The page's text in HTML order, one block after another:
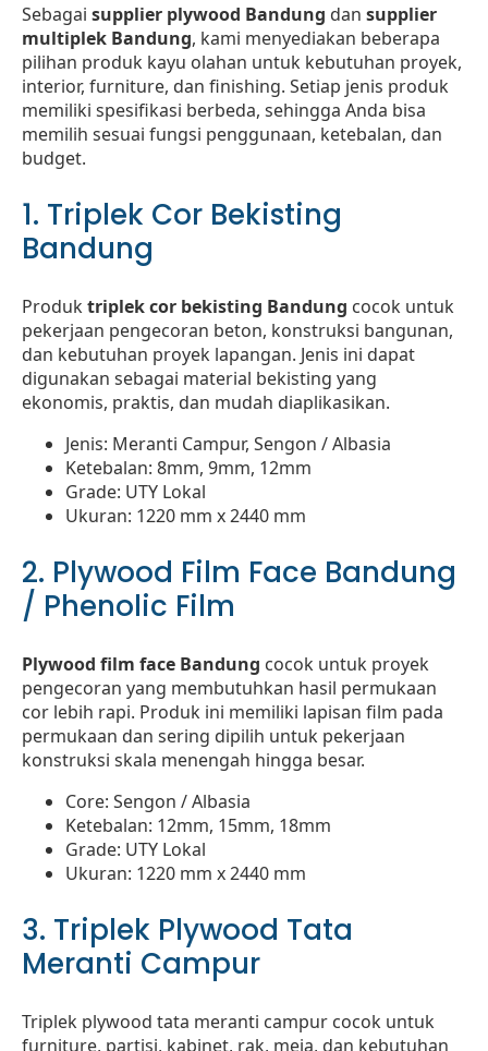
Sebagai supplier plywood Bandung dan supplier
multiplek Bandung, kami menyediakan beberapa
pilihan produk kayu olahan untuk kebutuhan proyek,
interior, furniture, dan finishing. Setiap jenis produk
memiliki spesifikasi berbeda, sehingga Anda bisa
memilih sesuai fungsi penggunaan, ketebalan, dan
budget.
1. Triplek Cor Bekisting
Bandung
Produktriplek cor bekisting Bandung cocok untuk
pekerjaan pengecoran beton, konstruksi bangunan,
dan kebutuhan proyek lapangan. Jenis ini dapat
digunakan sebagai material bekisting yang
ekonomis, praktis, dan mudah diaplikasikan.
Jenis: Meranti Campur, Sengon / Albasia
Ketebalan: 8mm, 9mm, 12mm
Grade: UTY Lokal
Ukuran: 1220 mm x 2440 mm
2. Plywood Film Face Bandung
/ Phenolic Film
Plywood film face Bandung cocok untuk proyek
pengecoran yang membutuhkan hasil permukaan
cor lebih rapi. Produk ini memiliki lapisan film pada
permukaan dan sering dipilih untuk pekerjaan
konstruksi skala menengah hingga besar.
Core: Sengon / Albasia
Ketebalan: 12mm, 15mm, 18mm
Grade: UTY Lokal
Ukuran: 1220 mm x 2440 mm
3. Triplek Plywood Tata
Meranti Campur
Triplek plywood tata meranti campur cocok untuk
furniture, partisi, kabinet, rak, meja, dan kebutuhan